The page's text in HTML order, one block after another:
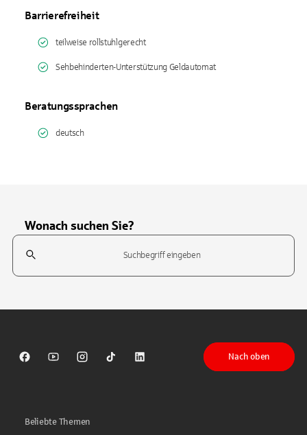
Barrierefreiheit
teilweise rollstuhlgerecht
Sehbehinderten-Unterstützung Geldautomat
Beratungssprachen
deutsch
Wonach suchen Sie?
Suchfeld
Sparkasse auf Facebook
Sparkasse auf Youtube
Sparkasse auf Instagram
Sparkasse auf TikTok
Sparkasse auf LinkedIn
Nach oben
Beliebte Themen